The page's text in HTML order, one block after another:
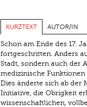
KURZTEXT AUTOR/IN
Schon am Ende des 17.
fortgeschritten. Anders
Stadt, sondern auch der
medizinische Funktionen
Dies änderte sich ab der
Initiative, die Obrigkeit
wissenschaftlichen,